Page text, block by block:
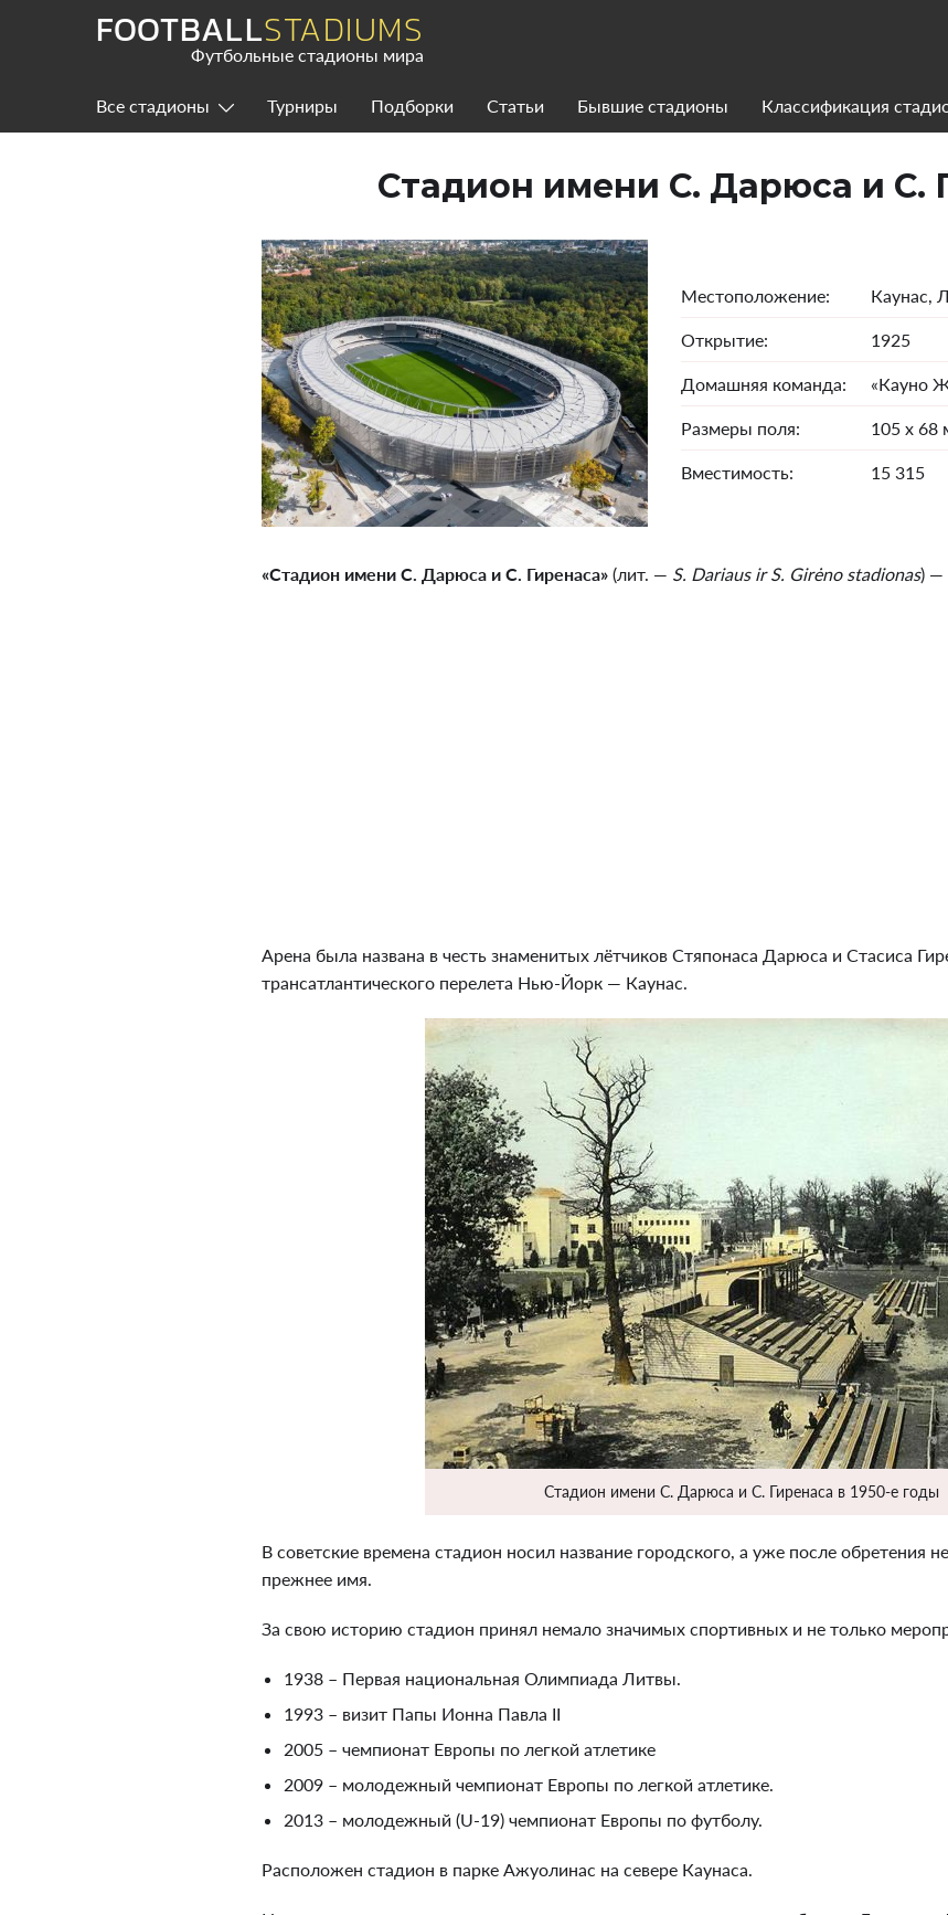
FOOTBALLSTADIUMS
Футбольные стадионы мира
Все стадионы Турниры Подборки Статьи Бывшие стадионы Классификация
Стадион имени С. Дарюса и С.
Местоположение: Каунас,
Открытие: 1925
Домашняя команда: «Кауно
Размеры поля: 105 х 68
Вместимость: 15 315
«Стадион имени С. Дарюса и С. Гиренаса» (лит. — S. Dariaus ir S. Girėno stadionas) —
Арена была названа в честь знаменитых лётчиков Стяпонаса Дарюса и Стасиса
трансатлантического перелета Нью-Йорк — Каунас.
Стадион имени С. Дарюса и С. Гиренаса в 1950-е годы
В советские времена стадион носил название городского, а уже после обретения
прежнее имя.
За свою историю стадион принял немало значимых спортивных и не только
1938 – Первая национальная Олимпиада Литвы.
1993 – визит Папы Ионна Павла II
2005 – чемпионат Европы по легкой атлетике
2009 – молодежный чемпионат Европы по легкой атлетике.
2013 – молодежный (U-19) чемпионат Европы по футболу.
Расположен стадион в парке Ажуолинас на севере Каунаса.